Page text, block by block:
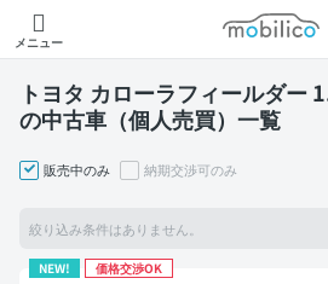
メニュー
モビリコ
トヨタ カローラフィールダー
の中古車（個人売買）一覧
販売中のみ 納期交渉可のみ
絞り込み条件はありません。
NEW! 価格交渉OK